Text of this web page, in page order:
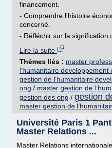
financement.
- Comprendre l'histoire
concerné.
- Réfléchir sur la signification
Lire la suite
Thèmes liés : master
l'humanitaire developpement
gestion de l'humanitaire
ong / master gestion de l
gestion des ong / gestion
master gestion de
Université Paris 1
Master Relations ...
Master Relations